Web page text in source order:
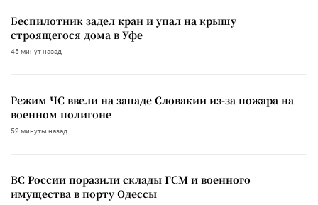
Беспилотник задел кран и упал на крышу
строящегося дома в Уфе
45 минут назад
Режим ЧС ввели на западе Словакии из-за пожара на
военном полигоне
52 минуты назад
ВС России поразили склады ГСМ и военного
имущества в порту Одессы